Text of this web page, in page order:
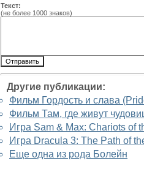
Текст:
(не более 1000 знаков)
Другие публикации:
Фильм Гордость и слава
Фильм Там, где живут
Игра Sam & Max: Chariots of
Игра Dracula 3: The Path of
Еще одна из рода Болейн